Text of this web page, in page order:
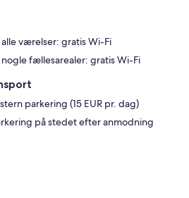
værelser: gratis Wi-Fi
fællesarealer: gratis Wi-Fi
parkering (15 EUR pr. dag)
på stedet efter anmodning